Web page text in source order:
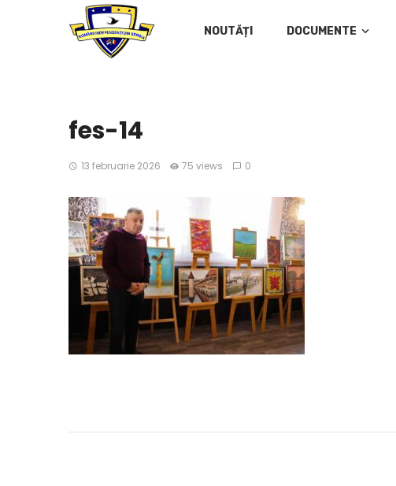
NOUTĂȚI DOCUMENTE
fes-14
13 februarie 2026 75 views 0